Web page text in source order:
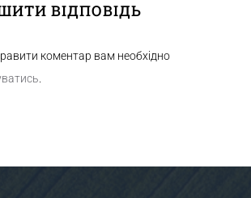
ВІДПОВІДЬ
коментар вам необхідно